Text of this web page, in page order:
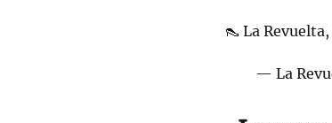
👠 La
— La